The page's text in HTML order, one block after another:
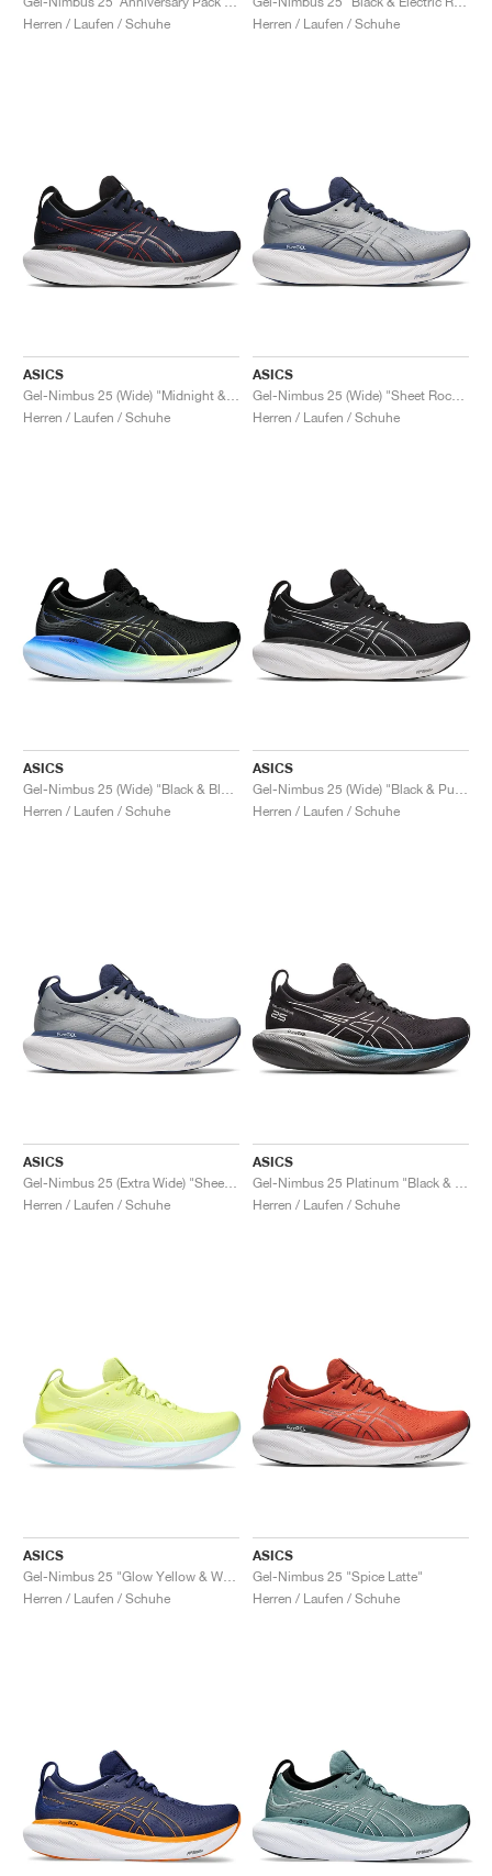
Herren / Laufen / Schuhe
Herren / Laufen / Schuhe
ASICS
Herren / Laufen / Schuhe
ASICS
Herren / Laufen / Schuhe
ASICS
Herren / Laufen / Schuhe
ASICS
Herren / Laufen / Schuhe
ASICS
Herren / Laufen / Schuhe
ASICS
Herren / Laufen / Schuhe
ASICS
Herren / Laufen / Schuhe
ASICS
Gel-Nimbus 25 "Spice Latte"
Herren / Laufen / Schuhe